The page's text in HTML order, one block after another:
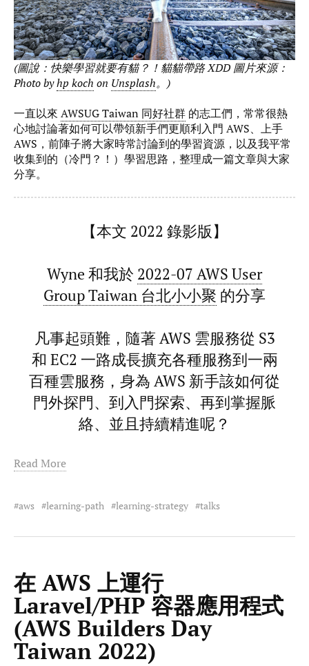
(圖說：快樂學習就要有貓？！貓貓帶路 XDD 圖片來源：
Photo byhp koch on Unsplash。)
一直以來 AWSUG Taiwan 同好社群 的志工們，常常很熱
心地討論著如何可以帶領新手們更順利入門 AWS、上手
AWS，前陣子將大家時常討論到的學習資源，以及我平常
收集到的（冷門？！）學習思路，整理成一篇文章與大家
分享。
【本文 2022 錄影版】
Wyne 和我於 2022-07 AWS User
Group Taiwan 台北小小聚 的分享
凡事起頭難，隨著 AWS 雲服務從 S3
和 EC2 一路成長擴充各種服務到一兩
百種雲服務，身為 AWS 新手該如何從
門外探門、到入門探索、再到掌握脈
絡、並且持續精進呢？
Read More
aws learning-path learning-strategy talks
在 AWS 上運行
Laravel/PHP 容器應用程式
(AWS Builders Day
Taiwan 2022)